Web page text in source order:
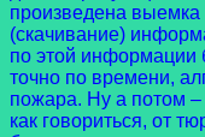
произведена
(скачивание)
по этой информации
точно по времени,
пожара. Ну а потом –
как говориться, от